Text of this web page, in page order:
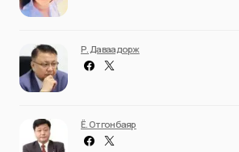
Р. Даваадорж
Ё. Отгонбаяр